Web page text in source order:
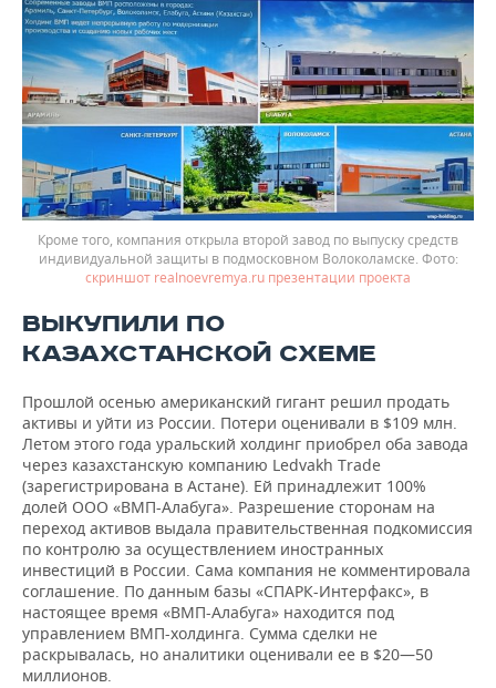
Кроме того, компания открыла второй завод по выпуску средств
индивидуальной защиты в подмосковном Волоколамске.
скриншот realnoevremya.ru презентации проекта
ВЫКУПИЛИ ПО
КАЗАХСТАНСКОЙ СХЕМЕ
Прошлой осенью американский гигант решил продать
активы и уйти из России. Потери оценивали в $109 млн.
Летом этого года уральский холдинг приобрел оба завода
через казахстанскую компанию Ledvakh Trade
(зарегистрирована в Астане). Ей принадлежит 100%
долей ООО «ВМП-Алабуга». Разрешение сторонам на
переход активов выдала правительственная подкомиссия
по контролю за осуществлением иностранных
инвестиций в России. Сама компания не комментировала
соглашение. По данным базы «СПАРК-Интерфакс», в
настоящее время «ВМП-Алабуга» находится под
управлением ВМП-холдинга. Сумма сделки не
раскрывалась, но аналитики оценивали ее в $20—50
миллионов.